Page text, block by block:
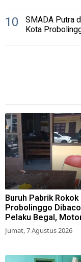
10 SMADA Putra
Kota
Buruh Pabrik Rokok
Probolinggo
Pelaku Begal,
Tas Amblas
Jumat, 7 Agustus 2026